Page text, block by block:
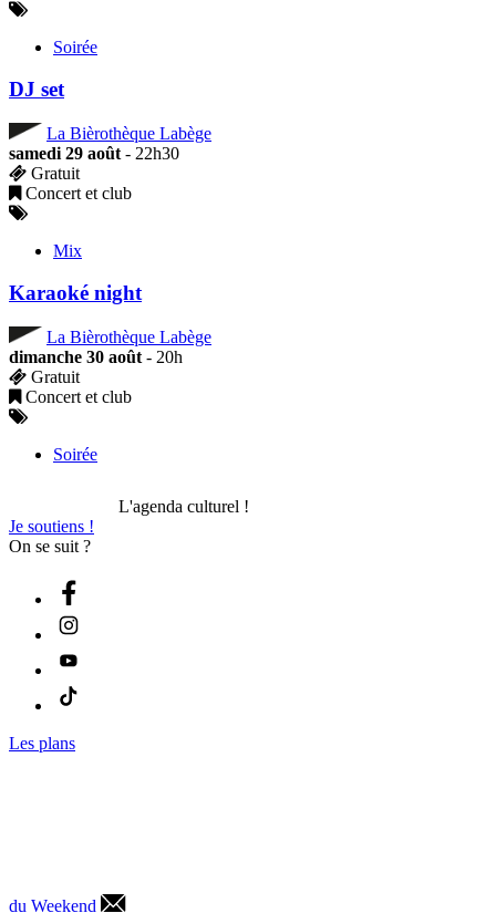
Soirée
DJ set
La Bièrothèque Labège
samedi 29 août - 22h30
Gratuit
Concert et club
Mix
Karaoké night
La Bièrothèque Labège
dimanche 30 août - 20h
Gratuit
Concert et club
Soirée
L'agenda culturel !
Je soutiens !
On se suit ?
Les plans
du Weekend